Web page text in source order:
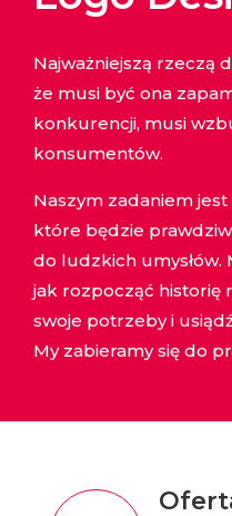
Najważniejszą rzeczą
że musi być ona
konkurencji, musi
konsumentów.
Naszym zadaniem
które będzie
do ludzkich umysłów.
jak rozpocząć historię
swoje potrzeby i
My zabieramy się do